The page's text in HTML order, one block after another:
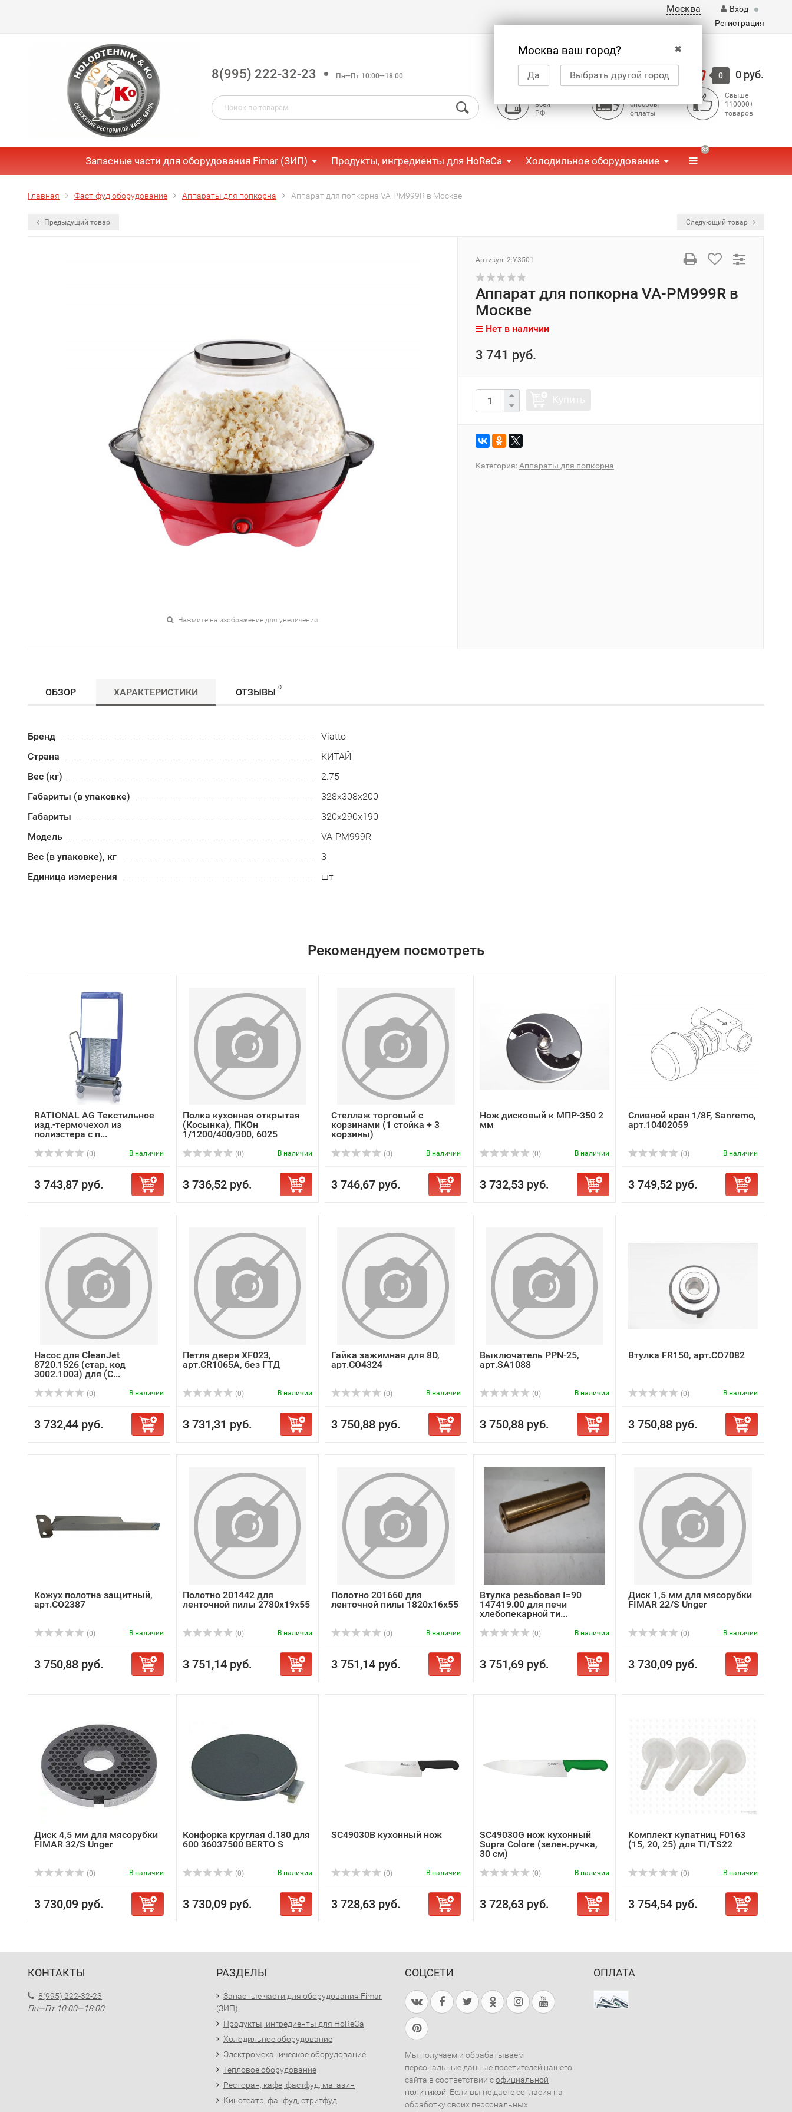
Москва
✖
Москва ваш город?
Да Выбрать другой город
Вход
Регистрация
8(995) 222-32-23 Пн—Пт 10:00—18:00 Корзина 0 0 руб.
всей
РФ
способы
оплаты
Свыше
110000+
товаров
Запасные части для оборудования Fimar (ЗИП) Продукты, ингредиенты для HoReCa Холодильное оборудование
32
Главная Фаст-фуд оборудование Аппараты для попкорна Аппарат для попкорна VA-PM999R в Москве
Предыдущий товар Следующий товар
Нажмите на изображение для увеличения
Артикул: 2:У3501
Аппарат для попкорна VA-PM999R в
Москве
Нет в наличии
3 741 руб.
Категория:Аппараты для попкорна
ОБЗОР ХАРАКТЕРИСТИКИ ОТЗЫВЫ 0
Бренд
Viatto
Страна
КИТАЙ
Вес (кг)
2.75
Габариты (в упаковке)
328х308х200
Габариты
320х290х190
Модель
VA-PM999R
Вес (в упаковке), кг
3
Единица измерения
шт
Рекомендуем посмотреть
RATIONAL AG Текстильное
изд.-термочехол из
полиэстера с п...
(0) В наличии
3 743,87 руб.
Полка кухонная открытая
(Косынка), ПКОн
1/1200/400/300, 6025
(0) В наличии
3 736,52 руб.
Стеллаж торговый с
корзинами (1 стойка + 3
корзины)
(0) В наличии
3 746,67 руб.
Нож дисковый к МПР-350 2
мм
(0) В наличии
3 732,53 руб.
Сливной кран 1/8F, Sanremo,
арт.10402059
(0) В наличии
3 749,52 руб.
Насос для CleanJet
8720.1526 (стар. код
3002.1003) для (С...
(0) В наличии
3 732,44 руб.
Петля двери XF023,
арт.CR1065A, без ГТД
(0) В наличии
3 731,31 руб.
Гайка зажимная для 8D,
арт.CO4324
(0) В наличии
3 750,88 руб.
Выключатель PPN-25,
арт.SA1088
(0) В наличии
3 750,88 руб.
Втулка FR150, арт.СО7082
(0) В наличии
3 750,88 руб.
Кожух полотна защитный,
арт.CO2387
(0) В наличии
3 750,88 руб.
Полотно 201442 для
ленточной пилы 2780х19х55
(0) В наличии
3 751,14 руб.
Полотно 201660 для
ленточной пилы 1820х16х55
(0) В наличии
3 751,14 руб.
Втулка резьбовая I=90
147419.00 для печи
хлебопекарной ти...
(0) В наличии
3 751,69 руб.
Диск 1,5 мм для мясорубки
FIMAR 22/S Unger
(0) В наличии
3 730,09 руб.
Диск 4,5 мм для мясорубки
FIMAR 32/S Unger
(0) В наличии
3 730,09 руб.
Конфорка круглая d.180 для
600 36037500 BERTO S
(0) В наличии
3 730,09 руб.
SC49030B кухонный нож
(0) В наличии
3 728,63 руб.
SC49030G нож кухонный
Supra Colore (зелен.ручка,
30 см)
(0) В наличии
3 728,63 руб.
Комплект купатниц F0163
(15, 20, 25) для TI/TS22
(0) В наличии
3 754,54 руб.
КОНТАКТЫ
8(995) 222-32-23
Пн—Пт 10:00—18:00
РАЗДЕЛЫ
Запасные части для оборудования Fimar
(ЗИП)
Продукты, ингредиенты для HoReCa
Холодильное оборудование
Электромеханическое оборудование
Тепловое оборудование
Ресторан, кафе, фастфуд, магазин
Кинотеатр, фанфуд, стритфуд
СОЦСЕТИ
Мы получаем и обрабатываем
персональные данные посетителей нашего
сайта в соответствии софициальной
политикой . Если вы не даете согласия на
обработку своих персональных
ОПЛАТА